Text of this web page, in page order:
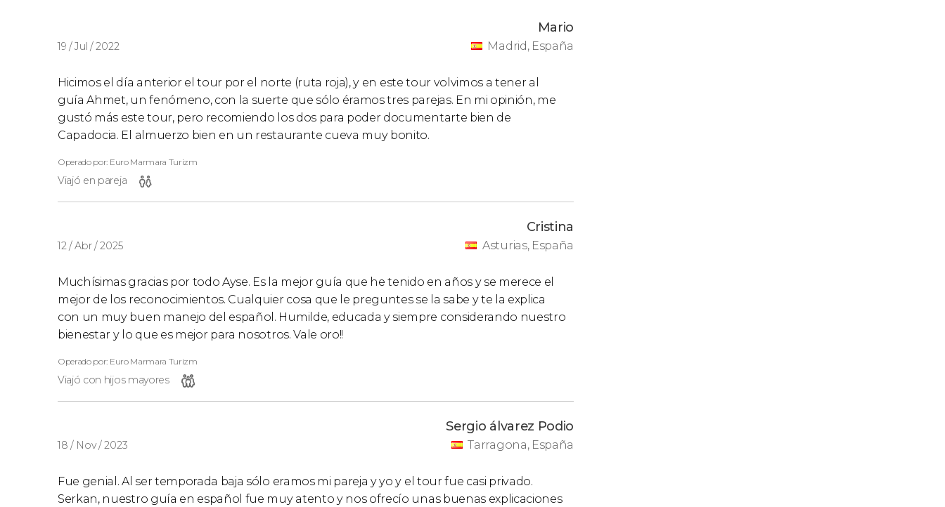
19 / Jul / 2022
Mario
Madrid, España
Hicimos el día anterior el tour por el norte (ruta roja), y en este tour volvimos a tener al
guía Ahmet, un fenómeno, con la suerte que sólo éramos tres parejas. En mi opinión, me
gustó más este tour, pero recomiendo los dos para poder documentarte bien de
Capadocia. El almuerzo bien en un restaurante cueva muy bonito.
Operado por: Euro Marmara Turizm
Viajó en pareja
12 / Abr / 2025
Cristina
Asturias, España
Muchísimas gracias por todo Ayse. Es la mejor guía que he tenido en años y se merece el
mejor de los reconocimientos. Cualquier cosa que le preguntes se la sabe y te la explica
con un muy buen manejo del español. Humilde, educada y siempre considerando nuestro
bienestar y lo que es mejor para nosotros. Vale oro!!
Operado por: Euro Marmara Turizm
Viajó con hijos mayores
18 / Nov / 2023
Sergio álvarez Podio
Tarragona, España
Fue genial. Al ser temporada baja sólo eramos mi pareja y yo y el tour fue casi privado.
Serkan, nuestro guía en español fue muy atento y nos ofrecío unas buenas explicaciones